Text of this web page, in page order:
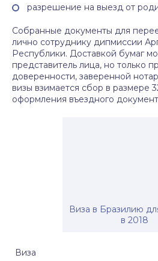
разрешение на выезд от
Собранные документы для
лично сотруднику дипмиссии
Республики. Доставкой бумаг
представитель лица, но только
доверенности, заверенной
визы взимается сбор в размере
оформления въездного
Виза в Бразилию
в 2018
Виза